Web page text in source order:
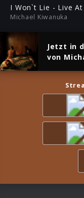
I Won`t Lie - Live At
Michael Kiwanuka
Jetzt in
von